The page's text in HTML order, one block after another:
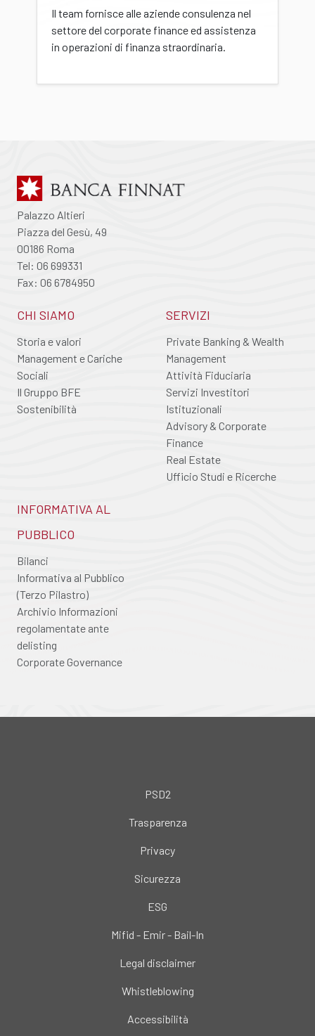
Il team fornisce alle aziende consulenza nel
settore del corporate finance ed assistenza
in operazioni di finanza straordinaria.
Palazzo Altieri
Piazza del Gesù, 49
00186 Roma
Tel: 06 699331
Fax: 06 6784950
CHI SIAMO
Storia e valori
Management e Cariche
Sociali
Il Gruppo BFE
Sostenibilità
SERVIZI
Private Banking & Wealth
Management
Attività Fiduciaria
Servizi Investitori
Istituzionali
Advisory & Corporate
Finance
Real Estate
Ufficio Studi e Ricerche
INFORMATIVA AL
PUBBLICO
Bilanci
Informativa al Pubblico
(Terzo Pilastro)
Archivio Informazioni
regolamentate ante
delisting
Corporate Governance
PSD2
Trasparenza
Privacy
Sicurezza
ESG
Mifid - Emir - Bail-In
Legal disclaimer
Whistleblowing
Accessibilità